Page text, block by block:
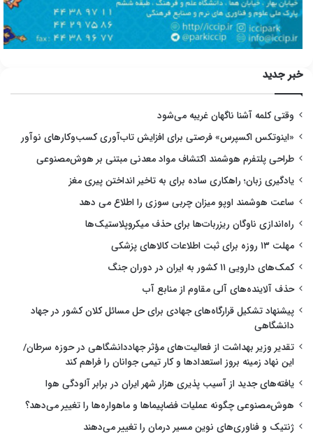
خبر جدید
وقتی کلمه آشنا ناگهان غریبه می‌شود
«اینوتکس اکسپرس» فرصتی برای افزایش تاب‌آوری کسب‌وکارهای نوآور
طراحی پلتفرم هوشمند اکتشاف مواد معدنی مبتنی بر هوش‌مصنوعی
یادگیری زبان؛ راهکاری ساده برای به تاخیر انداختن پیری مغز
ساعت هوشمند اوپو میزان چربی سوزی را اطلاع می دهد
راه‌اندازی ناوگان ریزربات‌ها برای حذف میکروپلاستیک‌ها
مهلت ۱۳ روزه برای ثبت اطلاعات کالاهای پزشکی
کمک‌های دارویی ۱۱ کشور به ایران در دوران جنگ
حذف آلاینده‌های آلی مقاوم از منابع آب
پیشنهاد تشکیل قرارگاه‌های جهادی برای حل مسائل کلان کشور در جهاد
دانشگاهی
تقدیر وزیر بهداشت از فعالیت‌های مؤثر جهاددانشگاهی در حوزه سرطان/
این نهاد زمینه بروز استعدادها و کار تیمی جوانان را فراهم کند
یافته‌های جدید از آسیب پذیری هزار شهر ایران در برابر آلودگی هوا
هوش‌مصنوعی چگونه عملیات فضاپیماها و ماهواره‌ها را تغییر می‌دهد؟
ژنتیک و فناوری‌های نوین مسیر درمان را تغییر می‌دهند